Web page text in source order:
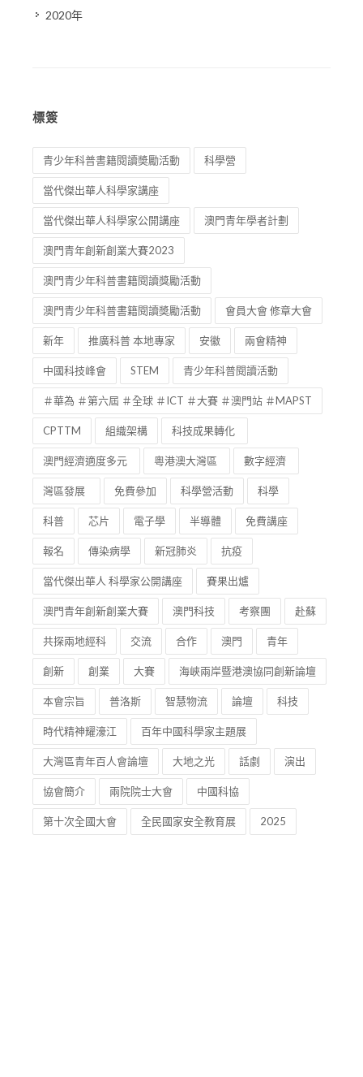
2020年
標簽
青少年科普書籍閱讀奬勵活動 科學營
當代傑出華人科學家講座
當代傑出華人科學家公開講座 澳門青年學者計劃
澳門青年創新創業大賽2023
澳門青少年科普書籍閱讀獎勵活動
澳門青少年科普書籍閱讀奬勵活動 會員大會 修章大會
新年 推廣科普 本地專家 安徽 兩會精神
中國科技峰會 STEM 青少年科普閱讀活動
＃華為 ＃第六屆 ＃全球 ＃ICT ＃大賽 ＃澳門站 ＃MAPST
CPTTM 組織架構 科技成果轉化
澳門經濟適度多元 粵港澳大灣區 數字經濟
灣區發展 免費參加 科學營活動 科學
科普 芯片 電子學 半導體 免費講座
報名 傳染病學 新冠肺炎 抗疫
當代傑出華人 科學家公開講座 賽果出爐
澳門青年創新創業大賽 澳門科技 考察團 赴蘇
共探兩地經科 交流 合作 澳門 青年
創新 創業 大賽 海峽兩岸暨港澳協同創新論壇
本會宗旨 普洛斯 智慧物流 論壇 科技
時代精神耀濠江 百年中國科學家主題展
大灣區青年百人會論壇 大地之光 話劇 演出
協會簡介 兩院院士大會 中國科協
第十次全國大會 全民國家安全教育展 2025